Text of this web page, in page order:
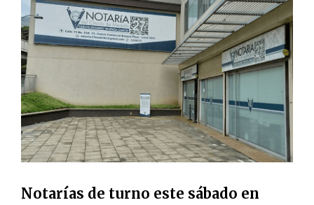
Notarías de turno este sábado en